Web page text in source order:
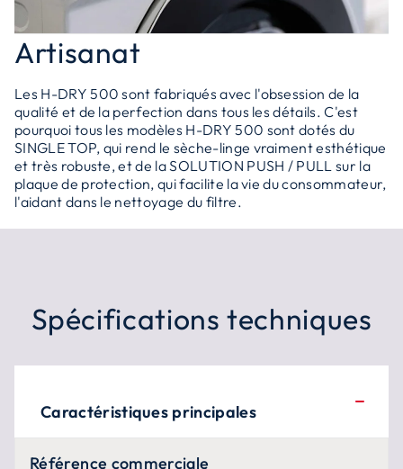
Artisanat
Les H-DRY 500 sont fabriqués avec l'obsession de la
qualité et de la perfection dans tous les détails. C'est
pourquoi tous les modèles H-DRY 500 sont dotés du
SINGLE TOP, qui rend le sèche-linge vraiment esthétique
et très robuste, et de la SOLUTION PUSH / PULL sur la
plaque de protection, qui facilite la vie du consommateur,
l'aidant dans le nettoyage du filtre.
Spécifications techniques
Caractéristiques principales
Référence commerciale